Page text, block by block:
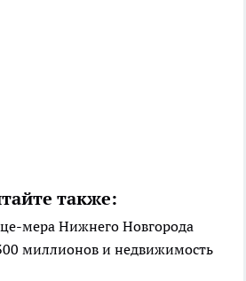
также:
мера Нижнего Новгорода
миллионов и недвижимость